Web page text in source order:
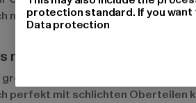
modisch ist.
mit Prints und Mustern
zu Bermudas mit Prints und
perfekt mit schlichten Oberteilen
protection standard. If you want
Data protection